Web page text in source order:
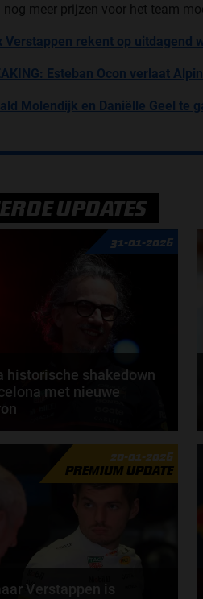
meer prijzen voor het team
Verstappen rekent op uitdagend
Esteban Ocon verlaat
Molendijk en Daniëlle Geel te
UPDATES
31-01-2026
historische shakedown
met nieuwe
met een tevreden gevoel terug
Red Bull Racing afgelopen...
20-01-2026
PREMIUM UPDATE
Verstappen is